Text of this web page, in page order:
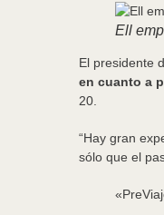
Ell
El presidente
en cuanto a
20.
“Hay gran
sólo que el